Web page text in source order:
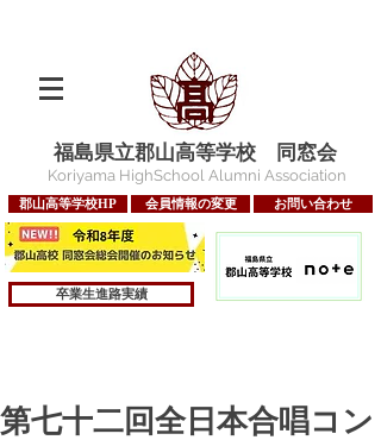
福島県立郡山高等学校 同窓会
Koriyama HighSchool Alumni Association
郡山高等学校HP 会員情報の変更 お問い合わせ
卒業生進路実績
第七十二回全日本合唱コン